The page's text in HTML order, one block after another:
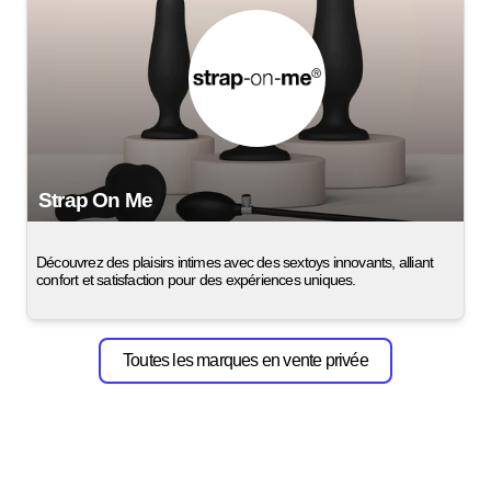
Strap On Me
Découvrez des plaisirs intimes avec des sextoys innovants, alliant
confort et satisfaction pour des expériences uniques.
Toutes les marques en vente privée